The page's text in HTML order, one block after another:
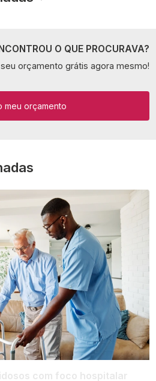
O QUE PROCURAVA?
orçamento grátis agora mesmo!
meu orçamento